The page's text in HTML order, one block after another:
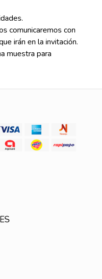
comunicaremos con
irán en la invitación.
muestra para